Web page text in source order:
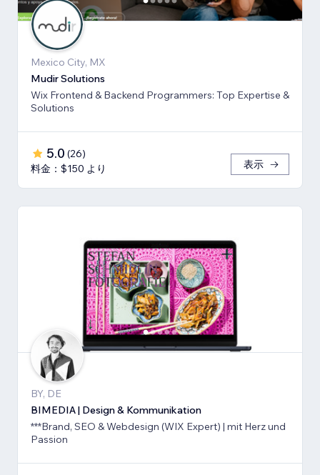
Mexico City, MX
Mudir Solutions
Wix Frontend & Backend Programmers: Top Expertise &
Solutions
5.0 (26)
料金：$150 より
表示
BY, DE
BIMEDIA | Design & Kommunikation
***Brand, SEO & Webdesign (WIX Expert) | mit Herz und
Passion